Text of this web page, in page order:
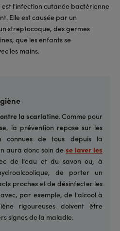
l'infection cutanée bactérienne
Elle est causée par un
streptocoque, des germes
que les enfants se
les mains.
la scarlatine. Comme pour
la prévention repose sur les
connues de tous depuis la
aura donc soin de se laver les
de l'eau et du savon ou, à
de porter un
proches et de désinfecter les
par exemple, de l'alcool à
rigoureuses doivent être
signes de la maladie.